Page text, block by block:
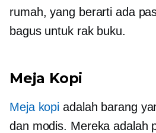
rumah, yang berarti ada
bagus untuk rak buku.
Meja Kopi
Meja kopi adalah barang
dan modis. Mereka adalah